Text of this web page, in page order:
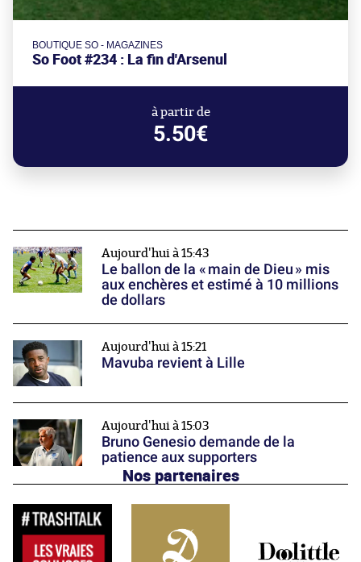
BOUTIQUE SO - MAGAZINES
So Foot #234 : La fin d'Arsenul
à partir de
5.50€
Aujourd'hui à 15:43
Le ballon de la « main de Dieu » mis
aux enchères et estimé à 10 millions
de dollars
Aujourd'hui à 15:21
Mavuba revient à Lille
Aujourd'hui à 15:03
Bruno Genesio demande de la
patience aux supporters
Nos partenaires